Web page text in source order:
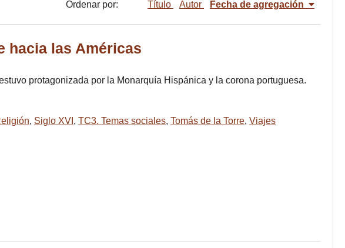
Ordenar por: Título Autor Fecha de agregación
hacia las Américas
protagonizada por la Monarquía Hispánica y la corona portuguesa.
, Siglo XVI , TC3. Temas sociales, Tomás de la Torre, Viajes